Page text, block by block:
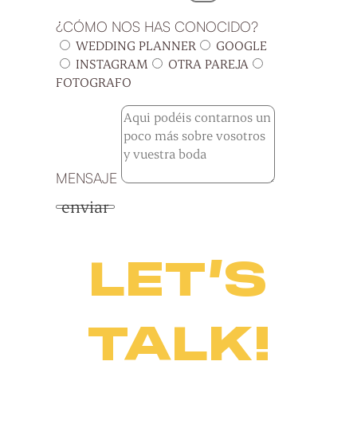
¿CÓMO NOS HAS CONOCIDO?
WEDDING PLANNER
GOOGLE
INSTAGRAM
OTRA PAREJA
FOTOGRAFO
MENSAJE
enviar
LET’S
TALK!